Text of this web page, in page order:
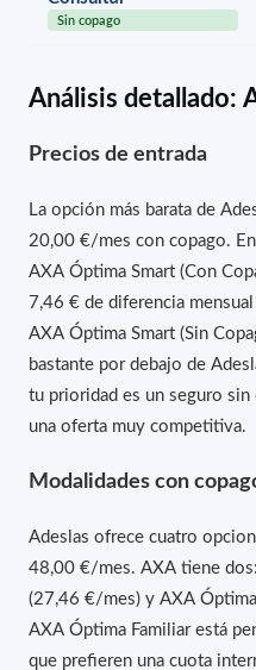
Sin copago
Análisis detallado:
Precios de entrada
La opción más barata de
20,00 €/mes con copago.
AXA Óptima Smart (Con
7,46 € de diferencia
AXA Óptima Smart (Sin
bastante por debajo de
tu prioridad es un seguro
una oferta muy competitiva.
Modalidades con
Adeslas ofrece cuatro
48,00 €/mes. AXA tiene
(27,46 €/mes) y AXA
AXA Óptima Familiar está
que prefieren una cuota